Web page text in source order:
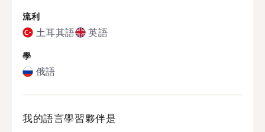
流利
土耳其語 英語
學
俄語
我的語言學習夥伴是